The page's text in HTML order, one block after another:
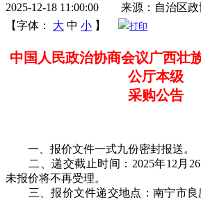
2025-12-18 11:00:00 来源：自治区政
【字体：
大 中 小 】 打印
中国人民政治协商会议广西壮
公厅本级
采购公告
一、报价文件一式九份密封报送。
二、递交截止时间：2025年12月26
未报价将不再受理。
三、报价文件递交地点：南宁市良